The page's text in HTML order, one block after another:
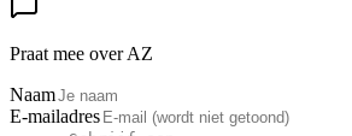
Praat mee over AZ
Naam
E-mailadres